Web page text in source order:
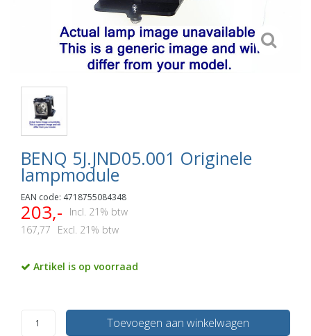
BENQ 5J.JND05.001 Originele
lampmodule
EAN code: 4718755084348
203,-
Incl. 21% btw
167,77
Excl. 21% btw
Artikel is op voorraad
Toevoegen aan winkelwagen